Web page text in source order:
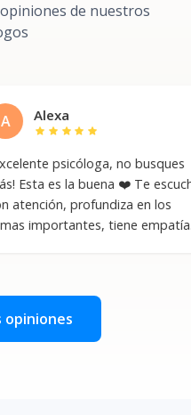
de nuestros
star star
no busques
la buena ❤️ Te escucha
profundiza en los
tiene empatía,
“
opiniones